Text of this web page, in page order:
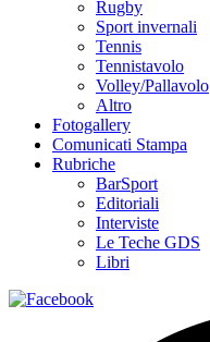
Rugby
Sport invernali
Tennis
Tennistavolo
Volley/Pallavolo
Altro
Fotogallery
Comunicati Stampa
Rubriche
BarSport
Editoriali
Interviste
Le Teche GDS
Libri